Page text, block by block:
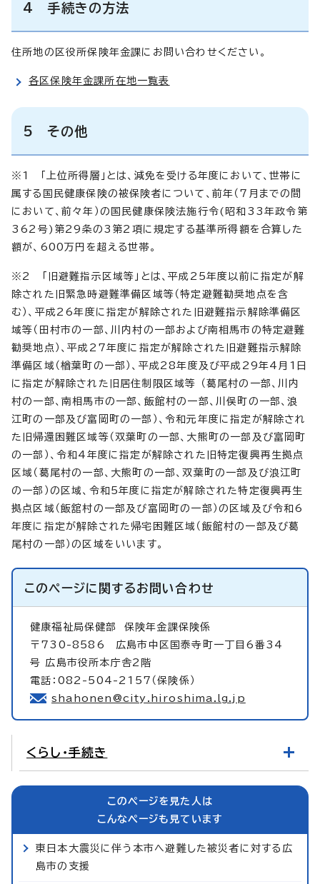
4 手続きの方法
住所地の区役所保険年金課にお問い合わせください。
各区保険年金課所在地一覧表
5 その他
※1 「上位所得層」とは、減免を受ける年度において、世帯に
属する国民健康保険の被保険者について、前年（7月までの間
において、前々年）の国民健康保険法施行令(昭和33年政令第
362号)第29条の3第2項に規定する基準所得額を合算した
額が、600万円を超える世帯。
※2 「旧避難指示区域等」とは、平成25年度以前に指定が解
除された旧緊急時避難準備区域等（特定避難勧奨地点を含
む）、平成26年度に指定が解除された旧避難指示解除準備区
域等（田村市の一部、川内村の一部および南相馬市の特定避難
勧奨地点）、平成27年度に指定が解除された旧避難指示解除
準備区域（楢葉町の一部）、平成28年度及び平成29年4月1日
に指定が解除された旧居住制限区域等 （葛尾村の一部、川内
村の一部、南相馬市の一部、飯館村の一部、川俣町の一部、浪
江町の一部及び富岡町の一部）、令和元年度に指定が解除され
た旧帰還困難区域等（双葉町の一部、大熊町の一部及び富岡町
の一部）、令和4年度に指定が解除された旧特定復興再生拠点
区域（葛尾村の一部、大熊町の一部、双葉町の一部及び浪江町
の一部）の区域、令和5年度に指定が解除された特定復興再生
拠点区域（飯舘村の一部及び富岡町の一部）の区域及び令和6
年度に指定が解除された帰宅困難区域（飯館村の一部及び葛
尾村の一部）の区域をいいます。
このページに関するお問い合わせ
健康福祉局保健部 保険年金課保険係
〒730-8586 広島市中区国泰寺町一丁目6番34
号 広島市役所本庁舎2階
電話：082-504-2157（保険係）
shahonen@city.hiroshima.lg.jp
くらし・手続き
このページを見た人は
こんなページも見ています
東日本大震災に伴う本市へ避難した被災者に対する広
島市の支援